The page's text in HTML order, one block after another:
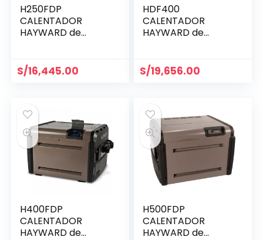
H250FDP
CALENTADOR
HAYWARD de
S/16,445.00
HDF400
CALENTADOR
HAYWARD de
S/19,656.00
H400FDP
CALENTADOR
HAYWARD de
H500FDP
CALENTADOR
HAYWARD de